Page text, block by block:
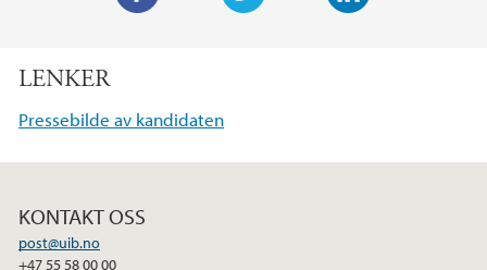
e
d
o
k
LENKER
Pressebilde av kandidaten
KONTAKT OSS
post@uib.no
+47 55 58 00 00